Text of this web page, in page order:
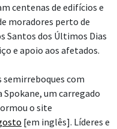
centenas de edifícios e
moradores perto de
Santos dos Últimos Dias
e apoio aos afetados.
com
um carregado
o site
[em inglês]. Líderes e